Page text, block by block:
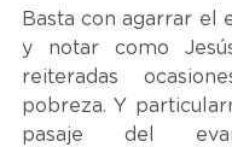
Basta con agarrar el
y notar como
reiteradas
pobreza. Y
pasaje del